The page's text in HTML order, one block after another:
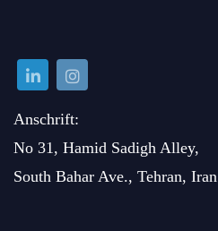
Anschrift:
No 31, Hamid Sadigh Alley,
South Bahar Ave., Tehran, Iran